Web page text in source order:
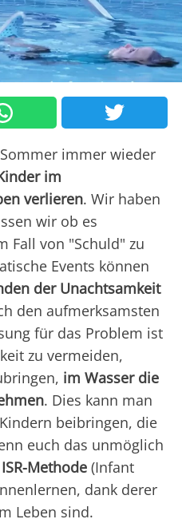
immer wieder
im
verlieren. Wir haben
wir ob es
Fall von "Schuld" zu
Events können
der Unachtsamkeit
den aufmerksamsten
für das Problem ist
zu vermeiden,
im Wasser die
. Dies kann man
beibringen, die
euch das unmöglich
Methode (Infant
dank derer
Leben sind.